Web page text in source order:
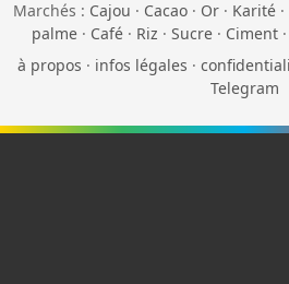
Marchés : Cajou · Cacao · Or · Karité ·
palme· Café· Riz · Sucre· Ciment·
à propos · infos légales ·
Telegram